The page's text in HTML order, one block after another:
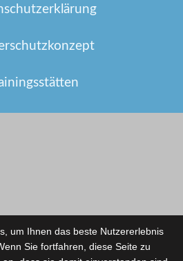
um Ihnen das beste Nutzererlebnis
Sie fortfahren, diese Seite zu